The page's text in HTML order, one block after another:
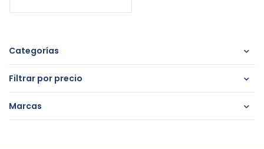
Categorías
Filtrar por precio
Marcas